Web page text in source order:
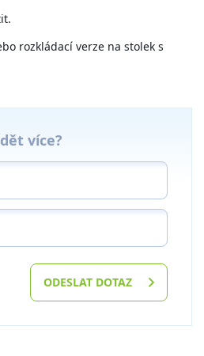
rozkládací verze na stolek s
více?
ODESLAT DOTAZ